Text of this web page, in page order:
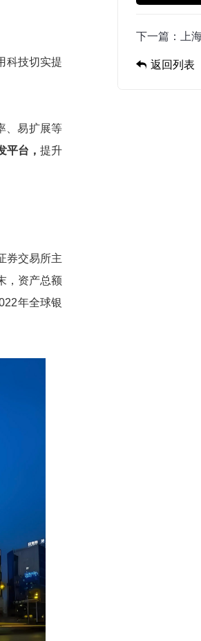
科技切实提
、易扩展等
平台，提升
券交易所主
，资产总额
年全球银
下一篇：
返回列表